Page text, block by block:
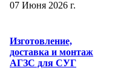
07 Июня 2026 г.
Изготовление,
доставка и монтаж
АГЗС для СУГ